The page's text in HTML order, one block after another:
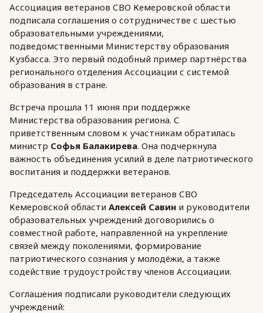
Ассоциация ветеранов СВО Кемеровской области
подписала соглашения о сотрудничестве с шестью
образовательными учреждениями,
подведомственными Министерству образования
Кузбасса. Это первый подобный пример партнёрства
регионального отделения Ассоциации с системой
образования в стране.
Встреча прошла 11 июня при поддержке
Министерства образования региона. С
приветственным словом к участникам обратилась
министр Софья Балакирева. Она подчеркнула
важность объединения усилий в деле патриотического
воспитания и поддержки ветеранов.
Председатель Ассоциации ветеранов СВО
Кемеровской области Алексей Савин и руководители
образовательных учреждений договорились о
совместной работе, направленной на укрепление
связей между поколениями, формирование
патриотического сознания у молодёжи, а также
содействие трудоустройству членов Ассоциации.
Соглашения подписали руководители следующих
учреждений: